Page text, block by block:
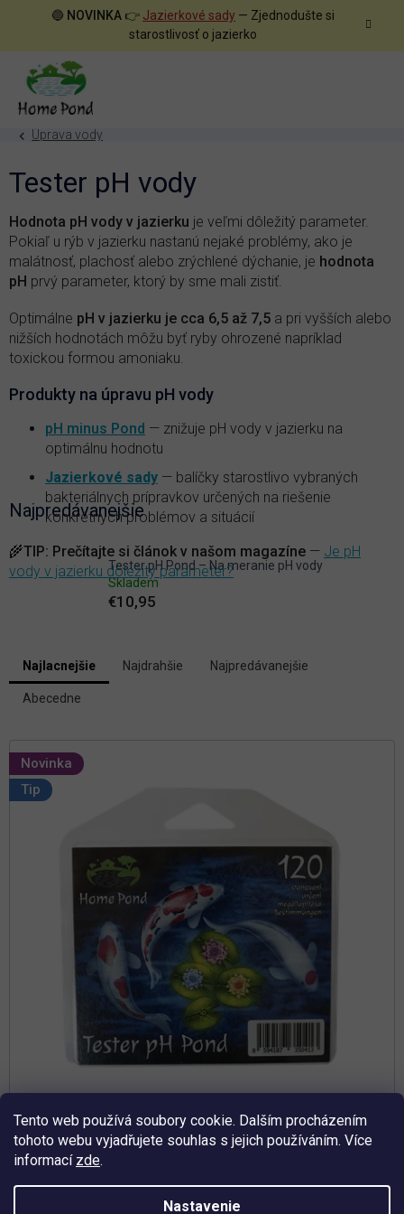
Tento web používá soubory cookie. Dalším procházením
tohoto webu vyjadřujete souhlas s jejich používáním. Více
informací zde.
Nastavenie
🔵 NOVINKA 👉 Jazierkové sady — Zjednodušte si
starostlivosť o jazierko
Úprava vody
Tester pH vody
Hodnota pH vody v jazierku je veľmi dôležitý parameter.
Pokiaľ u rýb v jazierku nastanú nejaké problémy, ako je
malátnosť, plachosť alebo zrýchlené dýchanie, je hodnota
pH prvý parameter, ktorý by sme mali zistiť.
Optimálne pH v jazierku je cca 6,5 až 7,5 a pri vyšších alebo
nižších hodnotách môžu byť ryby ohrozené napríklad
toxickou formou amoniaku.
Produkty na úpravu pH vody
pH minus Pond — znižuje pH vody v jazierku na
optimálnu hodnotu
Jazierkové sady — balíčky starostlivo vybraných
bakteriálnych prípravkov určených na riešenie
konkrétnych problémov a situácií
🌾TIP: Prečítajte si článok v našom magazíne — Je pH
vody v jazierku dôležitý parameter?
Najpredávanejšie
Tester pH Pond – Na meranie pH vody
Skladem
€10,95
i
Najlacnejšie Najdrahšie Najpredávanejšie
Abecedne
ý
p
r
o
Novinka
Tip
Priemerné
hodnotenie
5
Skladem